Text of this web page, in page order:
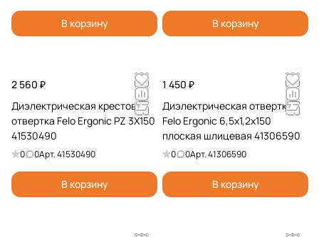
В корзину В корзину
2 560 ₽
Диэлектрическая крестовая
отвертка Felo Ergonic PZ 3X150
41530490
0 0Арт.41530490
В корзину
1 450 ₽
Диэлектрическая отвертка
Felo Ergonic 6,5х1,2х150
плоская шлицевая 41306590
0 0Арт.41306590
В корзину